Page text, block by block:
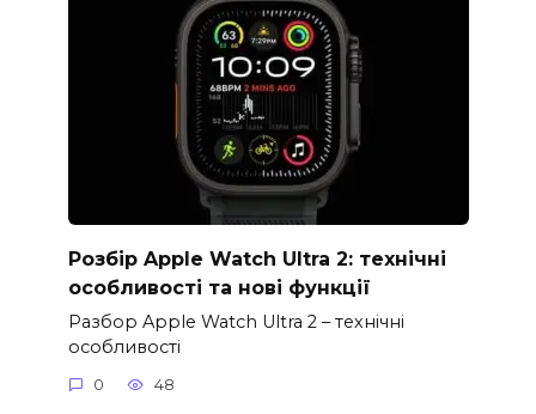
Розбір Apple Watch Ultra 2: технічні
особливості та нові функції
Разбор Apple Watch Ultra 2 – технічні
особливості
0 48